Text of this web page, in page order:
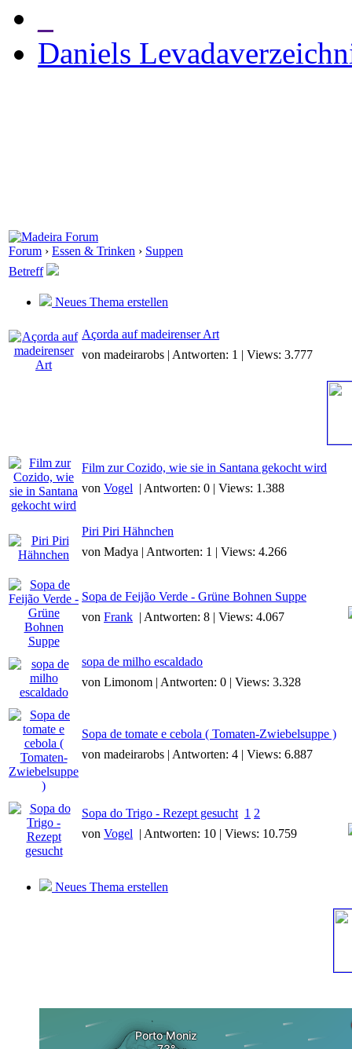
Daniels
Forum › Essen & Trinken › Suppen
Betreff
Neues Thema erstellen
Açorda auf madeirenser Art
von madeirarobs | Antworten: 1 | Views: 3.777
Film zur Cozido, wie sie in Santana gekocht wird
von Vogel | Antworten: 0 | Views: 1.388
Piri Piri Hähnchen
von Madya | Antworten: 1 | Views: 4.266
Sopa de Feijão Verde - Grüne Bohnen Suppe
von Frank | Antworten: 8 | Views: 4.067
sopa de milho escaldado
von Limonom | Antworten: 0 | Views: 3.328
Sopa de tomate e cebola ( Tomaten-Zwiebelsuppe )
von madeirarobs | Antworten: 4 | Views: 6.887
Sopa do Trigo - Rezept gesucht 1 2
von Vogel | Antworten: 10 | Views: 10.759
Neues Thema erstellen